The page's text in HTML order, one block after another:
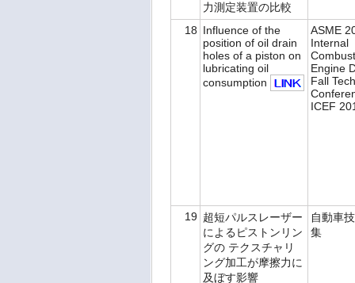
力測定装置の比較
18 Influence of the
position of oil drain
holes of a piston on
lubricating oil
consumption
ASME
Internal
Engine
Fall
ICEF
19 超短パルスレーザー
によるピストンリン
グの テクスチャリ
ング加工が摩擦力に
及ぼす影響
自動車
集